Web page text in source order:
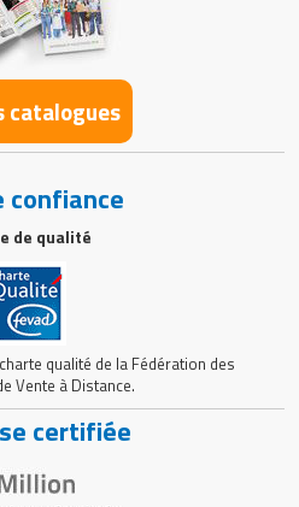
catalogues
confiance
de qualité
qualité de la Fédération des
Vente à Distance.
certifiée